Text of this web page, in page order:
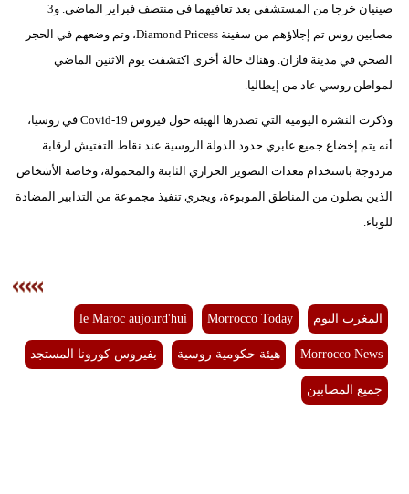
إسلامية
بيئة
مدوَّنات
أبراج
سيارات
صينيان خرجا من المستشفى بعد تعافيهما في منتصف فبراير الماضي. و3
مصابين روس تم إجلاؤهم من سفينة Diamond Pricess، وتم وضعهم في الحجر
الصحي في مدينة قازان. وهناك حالة أخرى اكتشفت يوم الاثنين الماضي
لمواطن روسي عاد من إيطاليا.
وذكرت النشرة اليومية التي تصدرها الهيئة حول فيروس Covid-19 في روسيا،
أنه يتم إخضاع جميع عابري حدود الدولة الروسية عند نقاط التفتيش لرقابة
مزدوجة باستخدام معدات التصوير الحراري الثابتة والمحمولة، وخاصة الأشخاص
الذين يصلون من المناطق الموبوءة، ويجري تنفيذ مجموعة من التدابير المضادة
للوباء.
المغرب اليوم Morrocco Today
le Maroc aujourd'hui
Morrocco News هيئة حكومية روسية بفيروس كورونا المستجد
جميع المصابين